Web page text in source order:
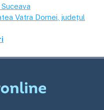
Suceava
Vatra Dornei , județul